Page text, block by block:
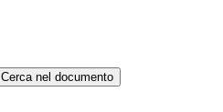
Cerca nel documento